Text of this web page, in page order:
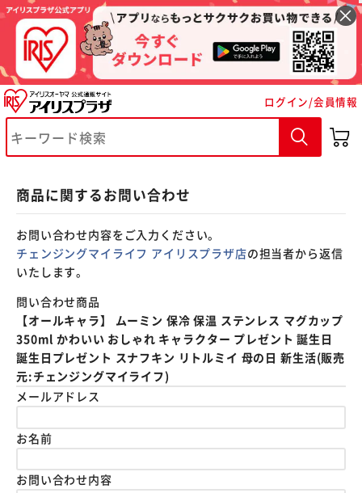
ログイン/会員情報
商品に関するお問い合わせ
お問い合わせ内容をご入力ください。
チェンジングマイライフ アイリスプラザ店の担当者から返信
いたします。
問い合わせ商品
【オールキャラ】 ムーミン 保冷 保温 ステンレス マグカップ
350ml かわいい おしゃれ キャラクター プレゼント 誕生日
誕生日プレゼント スナフキン リトルミイ 母の日 新生活(販売
元:チェンジングマイライフ)
メールアドレス
お名前
お問い合わせ内容
※ご確認ください
カートに入れる